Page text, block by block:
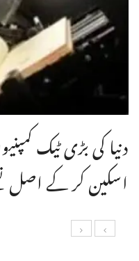
دنیا کی بڑی ٹیک
اسکین کر کے اصل